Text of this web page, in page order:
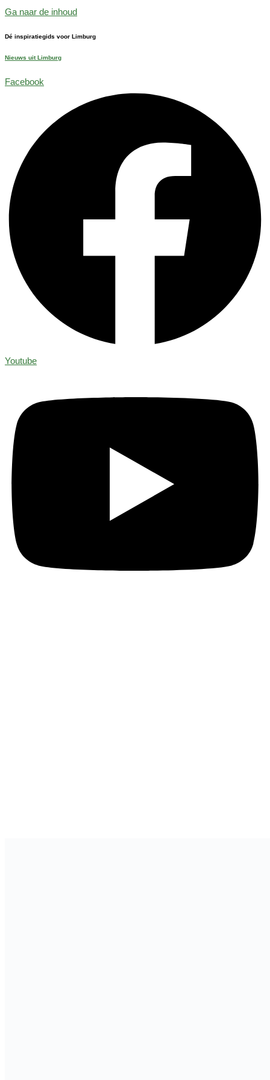
Ga naar de inhoud
Dé inspiratiegids voor Limburg
Nieuws uit Limburg
Facebook
Youtube